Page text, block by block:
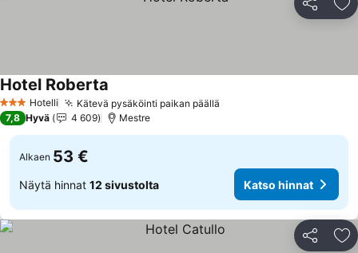
Jaa
3 Tähtiluokitus
Hotelli Kätevä pysäköinti paikan päällä
Hotel Roberta
7,8 Hyvä 4 609 Mestre
Alkaen 53 €
Näytä hinnat 12 sivustolta Katso hinnat
Jaa